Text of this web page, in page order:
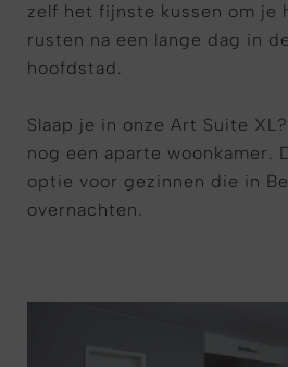
zelf het fijnste kussen om je
rusten na een lange dag in
hoofdstad.
Slaap je in onze Art Suite
nog een aparte woonkamer.
optie voor gezinnen die in
overnachten.